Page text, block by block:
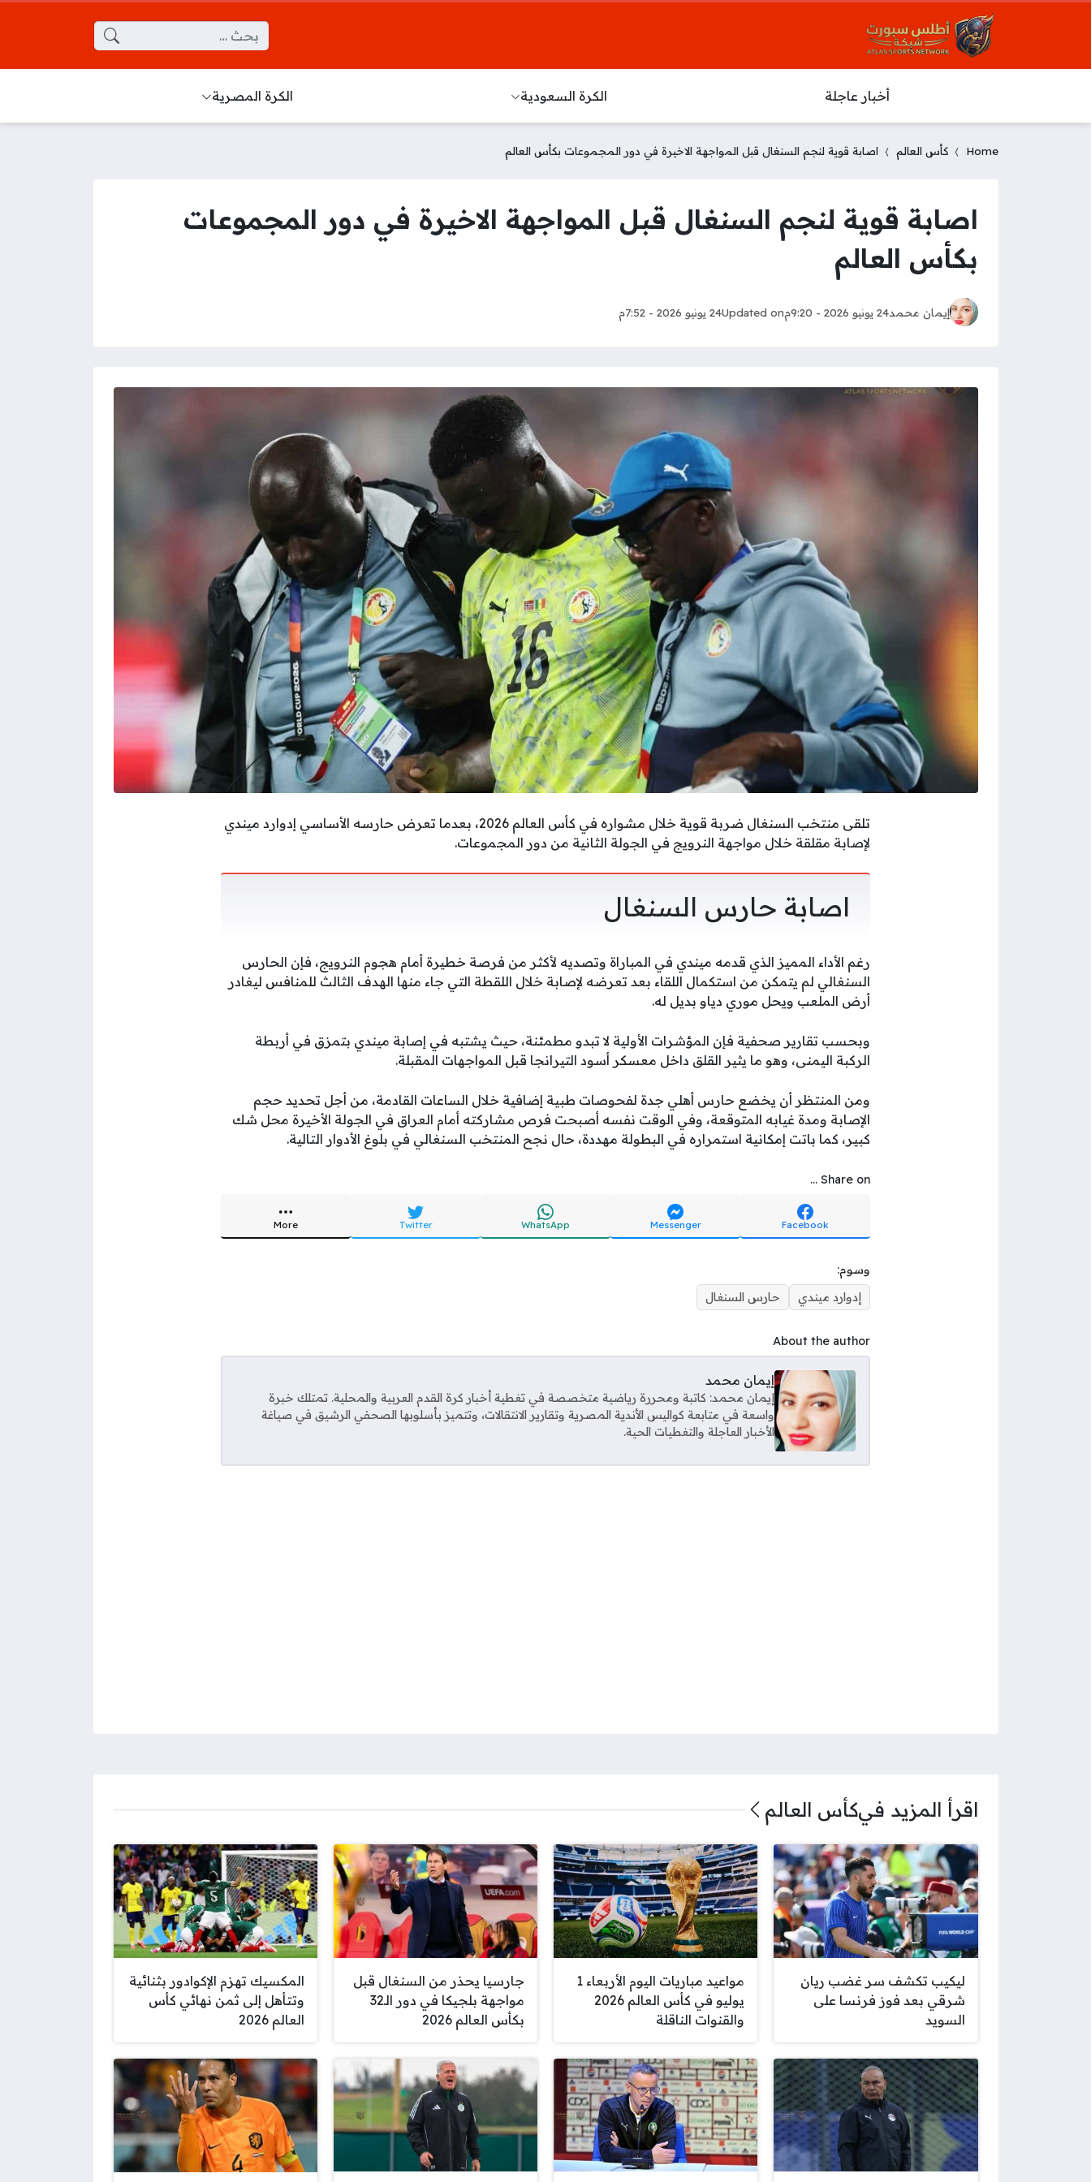
البحث عن:
أخبار عاجلة الكرة السعودية الكرة المصرية
Home كأس العالم اصابة قوية لنجم السنغال قبل المواجهة الاخيرة في دور المجموعات بكأس العالم
اصابة قوية لنجم السنغال قبل المواجهة الاخيرة في دور المجموعات
بكأس العالم
إيمان محمد24 يونيو 2026 - 9:20م Updated on24 يونيو 2026 - 7:52م
تلقى منتخب السنغال ضربة قوية خلال مشواره في كأس العالم 2026، بعدما تعرض حارسه الأساسي إدوارد ميندي
لإصابة مقلقة خلال مواجهة النرويج في الجولة الثانية من دور المجموعات.
اصابة حارس السنغال
رغم الأداء المميز الذي قدمه ميندي في المباراة وتصديه لأكثر من فرصة خطيرة أمام هجوم النرويج، فإن الحارس
السنغالي لم يتمكن من استكمال اللقاء بعد تعرضه لإصابة خلال اللقطة التي جاء منها الهدف الثالث للمنافس ليغادر
أرض الملعب ويحل موري دياو بديل له.
وبحسب تقارير صحفية فإن المؤشرات الأولية لا تبدو مطمئنة، حيث يشتبه في إصابة ميندي بتمزق في أربطة
الركبة اليمنى، وهو ما يثير القلق داخل معسكر أسود التيرانجا قبل المواجهات المقبلة.
ومن المنتظر أن يخضع حارس أهلي جدة لفحوصات طبية إضافية خلال الساعات القادمة، من أجل تحديد حجم
الإصابة ومدة غيابه المتوقعة، وفي الوقت نفسه أصبحت فرص مشاركته أمام العراق في الجولة الأخيرة محل شك
كبير، كما باتت إمكانية استمراره في البطولة مهددة، حال نجح المنتخب السنغالي في بلوغ الأدوار التالية.
Share on ...
Facebook
Messenger
WhatsApp
Twitter
More
وسوم:
إدوارد ميندي
حارس السنغال
About the author
إيمان محمد
إيمان محمد: كاتبة ومحررة رياضية متخصصة في تغطية أخبار كرة القدم العربية والمحلية. تمتلك خبرة
واسعة في متابعة كواليس الأندية المصرية وتقارير الانتقالات، وتتميز بأسلوبها الصحفي الرشيق في صياغة
الأخبار العاجلة والتغطيات الحية.
اقرأ المزيد فيكأس العالم
ليكيب تكشف سر غضب ريان
شرقي بعد فوز فرنسا على
السويد
مواعيد مباريات اليوم الأربعاء 1
يوليو في كأس العالم 2026
والقنوات الناقلة
جارسيا يحذر من السنغال قبل
مواجهة بلجيكا في دور الـ32
بكأس العالم 2026
المكسيك تهزم الإكوادور بثنائية
وتتأهل إلى ثمن نهائي كأس
العالم 2026